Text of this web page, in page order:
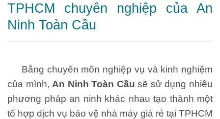
TPHCM chuyên nghiệp của An
Ninh Toàn Cầu
Bằng chuyên môn nghiệp vụ và kinh nghiệm
của mình, An Ninh Toàn Cầu sẽ sử dụng nhiều
phương pháp an ninh khác nhau tạo thành một
tổ hợp dịch vụ bảo vệ nhà máy giá rẻ tại TPHCM